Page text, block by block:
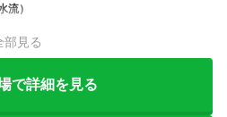
流）
部見る
で詳細を見る